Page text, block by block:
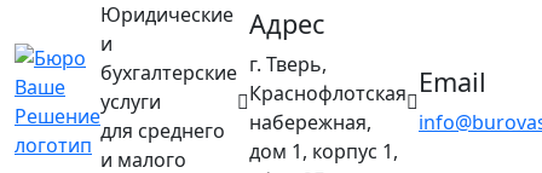
Юридические
и
бухгалтерские
услуги
для среднего
и малого
Адрес
г. Тверь,
Краснофлотская
набережная,
дом 1, корпус 1,
Email